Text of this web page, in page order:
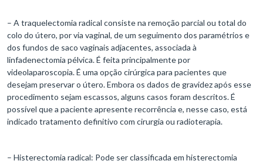
– A traquelectomia radical consiste na remoção parcial ou total do
colo do útero, por via vaginal, de um seguimento dos paramétrios e
dos fundos de saco vaginais adjacentes, associada à
linfadenectomia pélvica. É feita principalmente por
videolaparoscopia. É uma opção cirúrgica para pacientes que
desejam preservar o útero. Embora os dados de gravidez após esse
procedimento sejam escassos, alguns casos foram descritos. É
possível que a paciente apresente recorrência e, nesse caso, está
indicado tratamento definitivo com cirurgia ou radioterapia.
– Histerectomia radical: Pode ser classificada em histerectomia